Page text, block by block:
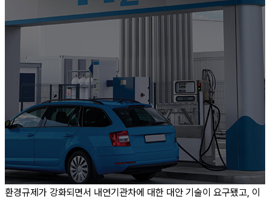
환경규제가 강화되면서 내연기관차에 대한 대안 기술이 요구됐고, 이